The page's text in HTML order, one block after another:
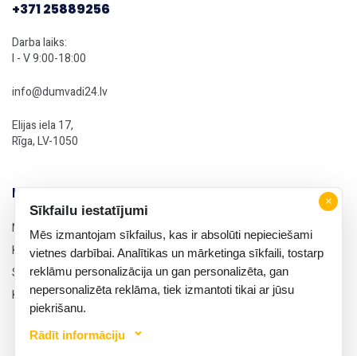
+371 25889256
Darba laiks:
I - V 9:00-18:00
info@dumvadi24.lv
Elijas iela 17,
Rīga, LV-1050
Informācija
Noteikumi un nosacījumi
Konfidencialitātes politika
Sīkdatņu politika
Kontakti
×
Sīkfailu iestatījumi
Mēs izmantojam sīkfailus, kas ir absolūti nepieciešami
vietnes darbībai. Analītikas un mārketinga sīkfaili, tostarp
reklāmu personalizācija un gan personalizēta, gan
nepersonalizēta reklāma, tiek izmantoti tikai ar jūsu
piekrišanu.
Rādīt informāciju